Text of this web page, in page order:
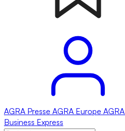
AGRA Presse AGRA Europe AGRA
Business Express